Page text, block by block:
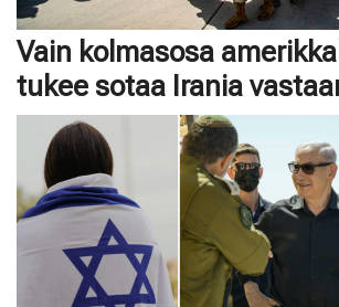
Vain kolmasosa
tukee sotaa Irania